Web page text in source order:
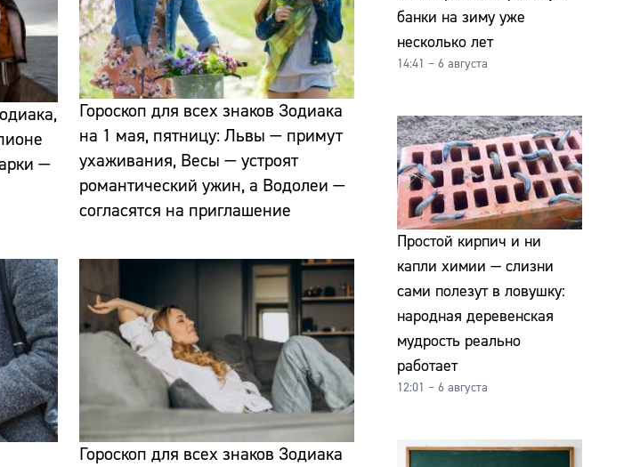
—
Гороскоп для всех знаков Зодиака
на 1 мая, пятницу: Львы — примут
ухаживания, Весы — устроят
романтический ужин, а Водолеи —
согласятся на приглашение
Гороскоп для всех знаков Зодиака
банки на зиму уже
несколько лет
14:41 – 6 августа
Простой кирпич и ни
капли химии — слизни
сами полезут в ловушку:
народная деревенская
мудрость реально
работает
12:01 – 6 августа